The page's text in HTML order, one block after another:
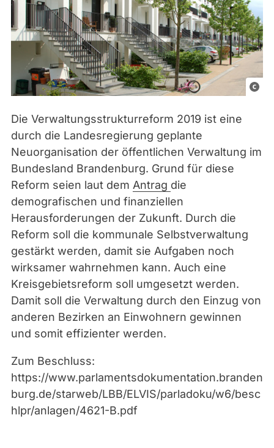
©
k
t
a
Die Verwaltungsstrukturreform 2019 ist eine
durch die Landesregierung geplante
Neuorganisation der öffentlichen Verwaltung im
Bundesland Brandenburg. Grund für diese
Reform seien laut dem Antrag die
demografischen und finanziellen
Herausforderungen der Zukunft. Durch die
Reform soll die kommunale Selbstverwaltung
gestärkt werden, damit sie Aufgaben noch
wirksamer wahrnehmen kann. Auch eine
Kreisgebietsreform soll umgesetzt werden.
Damit soll die Verwaltung durch den Einzug von
anderen Bezirken an Einwohnern gewinnen
und somit effizienter werden.
Zum Beschluss:
https://www.parlamentsdokumentation.branden
burg.de/starweb/LBB/ELVIS/parladoku/w6/besc
hlpr/anlagen/4621-B.pdf